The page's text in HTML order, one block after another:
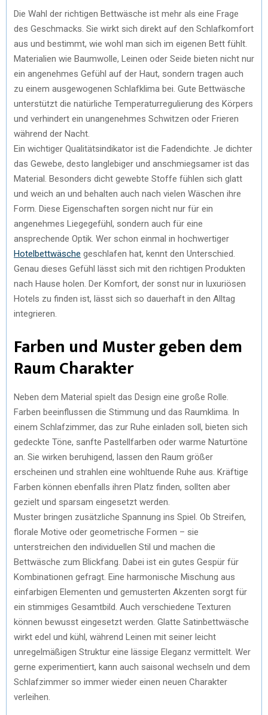
Die Wahl der richtigen Bettwäsche ist mehr als eine Frage
des Geschmacks. Sie wirkt sich direkt auf den Schlafkomfort
aus und bestimmt, wie wohl man sich im eigenen Bett fühlt.
Materialien wie Baumwolle, Leinen oder Seide bieten nicht nur
ein angenehmes Gefühl auf der Haut, sondern tragen auch
zu einem ausgewogenen Schlafklima bei. Gute Bettwäsche
unterstützt die natürliche Temperaturregulierung des Körpers
und verhindert ein unangenehmes Schwitzen oder Frieren
während der Nacht.
Ein wichtiger Qualitätsindikator ist die Fadendichte. Je dichter
das Gewebe, desto langlebiger und anschmiegsamer ist das
Material. Besonders dicht gewebte Stoffe fühlen sich glatt
und weich an und behalten auch nach vielen Wäschen ihre
Form. Diese Eigenschaften sorgen nicht nur für ein
angenehmes Liegegefühl, sondern auch für eine
ansprechende Optik. Wer schon einmal in hochwertiger
Hotelbettwäsche geschlafen hat, kennt den Unterschied.
Genau dieses Gefühl lässt sich mit den richtigen Produkten
nach Hause holen. Der Komfort, der sonst nur in luxuriösen
Hotels zu finden ist, lässt sich so dauerhaft in den Alltag
integrieren.
Farben und Muster geben dem
Raum Charakter
Neben dem Material spielt das Design eine große Rolle.
Farben beeinflussen die Stimmung und das Raumklima. In
einem Schlafzimmer, das zur Ruhe einladen soll, bieten sich
gedeckte Töne, sanfte Pastellfarben oder warme Naturtöne
an. Sie wirken beruhigend, lassen den Raum größer
erscheinen und strahlen eine wohltuende Ruhe aus. Kräftige
Farben können ebenfalls ihren Platz finden, sollten aber
gezielt und sparsam eingesetzt werden.
Muster bringen zusätzliche Spannung ins Spiel. Ob Streifen,
florale Motive oder geometrische Formen – sie
unterstreichen den individuellen Stil und machen die
Bettwäsche zum Blickfang. Dabei ist ein gutes Gespür für
Kombinationen gefragt. Eine harmonische Mischung aus
einfarbigen Elementen und gemusterten Akzenten sorgt für
ein stimmiges Gesamtbild. Auch verschiedene Texturen
können bewusst eingesetzt werden. Glatte Satinbettwäsche
wirkt edel und kühl, während Leinen mit seiner leicht
unregelmäßigen Struktur eine lässige Eleganz vermittelt. Wer
gerne experimentiert, kann auch saisonal wechseln und dem
Schlafzimmer so immer wieder einen neuen Charakter
verleihen.